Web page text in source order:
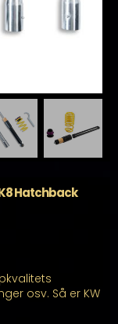
Hatchback
osv. Så er KW